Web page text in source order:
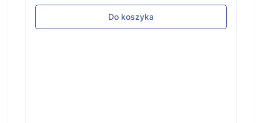
Do koszyka